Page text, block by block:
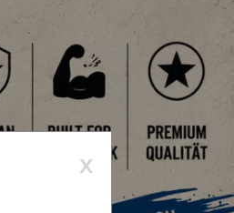
x